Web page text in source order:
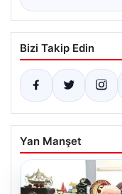
Bizi Takip Edin
Yan Manşet